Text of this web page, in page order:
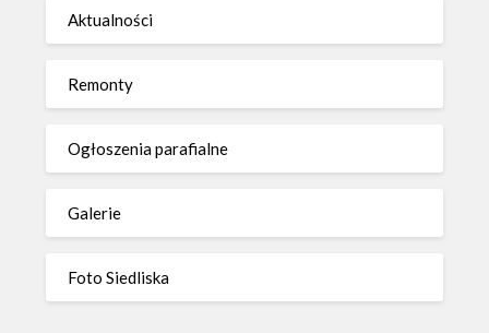
Aktualności
Remonty
Ogłoszenia parafialne
Galerie
Foto Siedliska